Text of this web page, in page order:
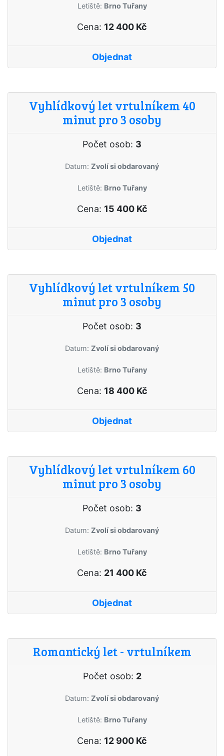
Letiště: Brno Tuřany
Cena: 12 400 Kč
Objednat
Vyhlídkový let vrtulníkem 40
minut pro 3 osoby
Počet osob: 3
Datum: Zvolí si obdarovaný
Letiště: Brno Tuřany
Cena: 15 400 Kč
Objednat
Vyhlídkový let vrtulníkem 50
minut pro 3 osoby
Počet osob: 3
Datum: Zvolí si obdarovaný
Letiště: Brno Tuřany
Cena: 18 400 Kč
Objednat
Vyhlídkový let vrtulníkem 60
minut pro 3 osoby
Počet osob: 3
Datum: Zvolí si obdarovaný
Letiště: Brno Tuřany
Cena: 21 400 Kč
Objednat
Romantický let - vrtulníkem
Počet osob: 2
Datum: Zvolí si obdarovaný
Letiště: Brno Tuřany
Cena: 12 900 Kč